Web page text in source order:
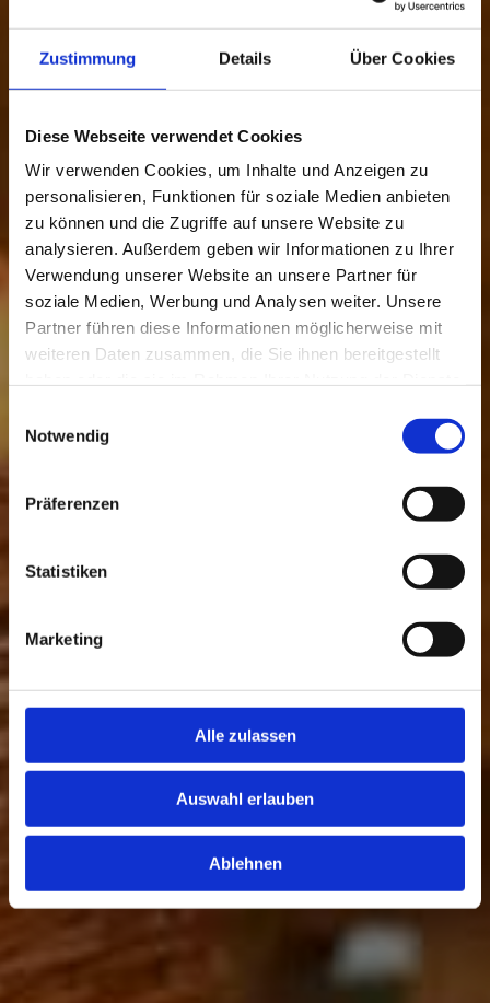
Zustimmung Details Über Cookies
Diese Webseite verwendet Cookies
Wir verwenden Cookies, um Inhalte und Anzeigen zu
personalisieren, Funktionen für soziale Medien anbieten
zu können und die Zugriffe auf unsere Website zu
analysieren. Außerdem geben wir Informationen zu Ihrer
Verwendung unserer Website an unsere Partner für
soziale Medien, Werbung und Analysen weiter. Unsere
Partner führen diese Informationen möglicherweise mit
weiteren Daten zusammen, die Sie ihnen bereitgestellt
Notwendig
Präferenzen
Statistiken
Marketing
Alle zulassen
Auswahl erlauben
Ablehnen